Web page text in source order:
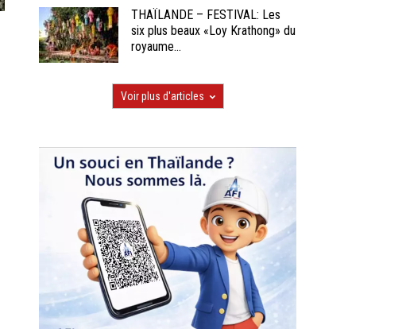
THAÏLANDE – FESTIVAL: Les
six plus beaux «Loy Krathong» du
royaume...
Voir plus d'articles